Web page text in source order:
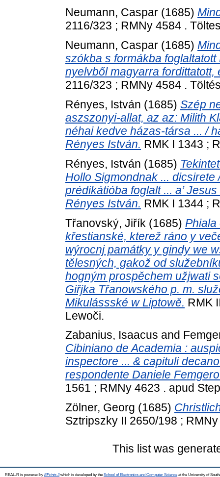
Neumann, Caspar (1685)
2116/323 ; RMNy 4584 .
Neumann, Caspar (1685)
szókba s formákba
nyelvből magyarra
2116/323 ; RMNy 4584 .
Rényes, István (1685) Szép
aszszonyi-allat, az az: Milith
néhai kedve házas-társa ... /
Rényes István. RMK I 1343 ;
Rényes, István (1685)
Hollo Sigmondnak ...
prédikátióba foglalt ... a’
Rényes István. RMK I 1344 ;
Třanovský, Jiřík (1685) Phiala
křestianské, kterež ráno y
wýrocnj památky y gindy we
tělesných, gakož od
hogným prospěchem užjwati
Giřjka Třanowského p. m.
Mikulássské w Liptowě. RMK
Lewoči.
Zabanius, Isaacus and
Cibiniano de Academia :
inspectore ... & capituli
respondente Daniele
1561 ; RMNy 4623 . apud
Zölner, Georg (1685)
Sztripszky II 2650/198 ;
This list was
REAL-R is powered by EPrints 3which is developed by the School of Electronics and Computer Science at the University of